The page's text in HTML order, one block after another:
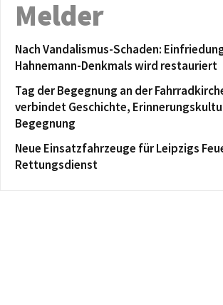
Melder
Nach Vandalismus-Schaden:
Hahnemann-Denkmals wird restauriert
Tag der Begegnung an der
verbindet Geschichte,
Begegnung
Neue Einsatzfahrzeuge für Leipzigs
Rettungsdienst